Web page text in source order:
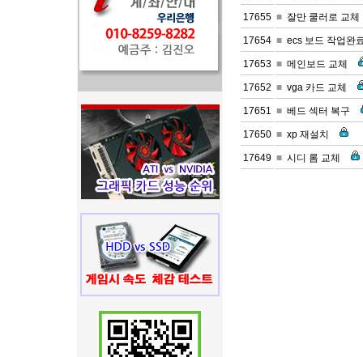
17655 ■ 잘만 쿨러로 교체
17654 ■ ecs 보드 작업완
17653 ■ 메인보드 교체
17652 ■ vga 카드 교체
17651 ■ 베드 섹터 복구
17650 ■ xp 재설치
17649 ■ 시디 롬 교체